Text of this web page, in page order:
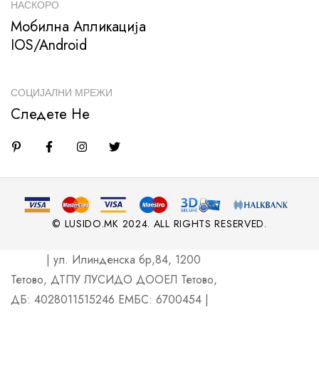
НАСКОРО
Мобилна Апликација
IOS/Android
СОЦИЈАЛНИ МРЕЖИ
Следете Не
© LUSIDO.MK 2024. ALL RIGHTS RESERVED.
| ул. Илинденска бр,84, 1200
Тетово, ДТПУ ЛУСИДО ДООЕЛ Тетово,
ДБ: 4028011515246 ЕМБС: 6700454 |